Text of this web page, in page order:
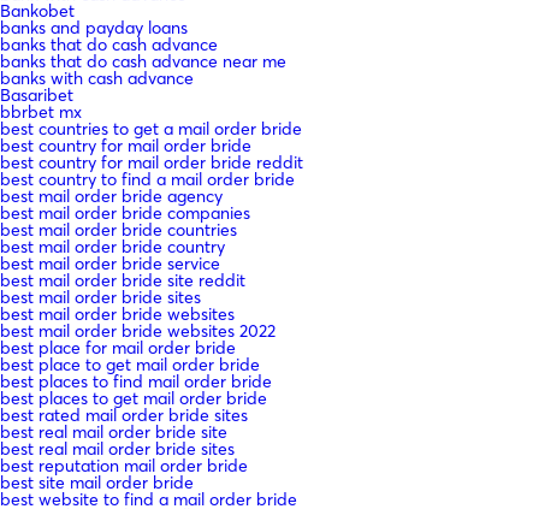
Bankobet
banks and payday loans
banks that do cash advance
banks that do cash advance near me
banks with cash advance
Basaribet
bbrbet mx
best countries to get a mail order bride
best country for mail order bride
best country for mail order bride reddit
best country to find a mail order bride
best mail order bride agency
best mail order bride companies
best mail order bride countries
best mail order bride country
best mail order bride service
best mail order bride site reddit
best mail order bride sites
best mail order bride websites
best mail order bride websites 2022
best place for mail order bride
best place to get mail order bride
best places to find mail order bride
best places to get mail order bride
best rated mail order bride sites
best real mail order bride site
best real mail order bride sites
best reputation mail order bride
best site mail order bride
best website to find a mail order bride